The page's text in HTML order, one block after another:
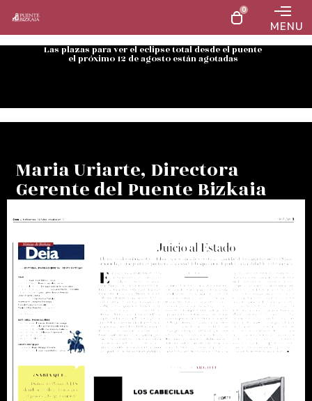
0
MENU
Las plazas para ver el eclipse total desde el puente
el próximo 12 de agosto están agotadas
Maria Uriarte, Directora
Gerente del Puente Bizkaia